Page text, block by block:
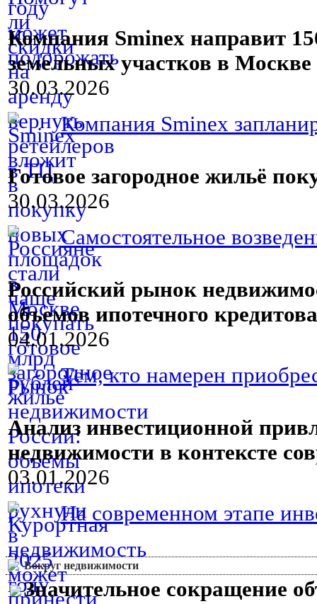
Компания Sminex направит
земельных участков в Москве
30.03.2026
Компания Sminex
Готовое загородное жильё
30.03.2026
Самостоятельное
Российский рынок
объемов ипотечного
04.01.2026
Тем, кто намерен
Анализ инвестиционной
недвижимости в контексте
03.01.2026
На современном этапе
Вокруг недвижимости
Значительное сокращение